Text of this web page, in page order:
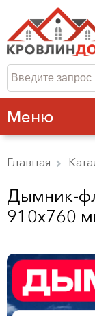
Меню
Главная
Дымник-
910х760